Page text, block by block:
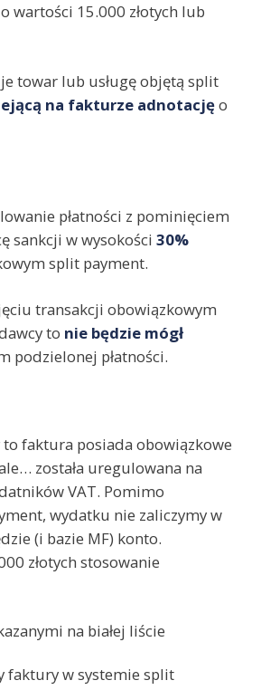
wartości 15.000 złotych lub
towar lub usługę objętą split
na fakturze adnotacjęo
płatności z pominięciem
sankcji w wysokości 30%
split payment.
transakcji obowiązkowym
to nie będzie mógł
podzielonej płatności.
faktura posiada obowiązkowe
została uregulowana na
VAT. Pomimo
wydatku nie zaliczymy w
(i bazie MF) konto.
złotych stosowanie
na białej liście
faktury w systemie split